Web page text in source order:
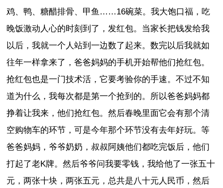
鸡、鸭、糖醋排骨、甲鱼……16碗菜。我大饱口福，吃
晚饭激动人心的时刻到了，发红包。当家长把钱发给我
以后，我就一个人站到一边数了起来。数完以后我就如
往年一样拿来了，爸爸妈妈的手机开始帮他们抢红包。
抢红包也是一门技术活，它要考验你的手速。不过不知
道为什么，我每次都是第一个抢到的。所以爸爸妈妈都
挣着让我来，他们抢红包。然后春晚里面它会有那个清
空购物车的环节，可是今年那个环节没有去年好玩。等
爸爸妈妈，爷爷奶奶，叔叔阿姨他们都吃完饭后，他们
打起了老K牌。然后爷爷问我要零钱，我给他了一张五十
元，两张十块，两张五元，总共是八十元人民币，然后